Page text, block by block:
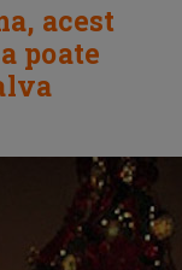
acest
poate